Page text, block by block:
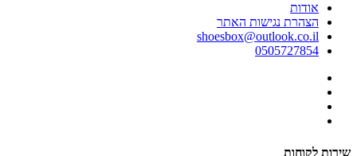
אודות
הצהרת נגישות האתר
shoesbox@outlook.co.il
0505727854
שירות לקוחות